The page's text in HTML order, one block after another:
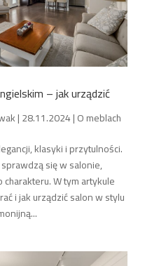
– jak urządzić
|28.11.2024|O meblach
klasyki i przytulności.
się w salonie,
W tym artykule
i jak urządzić salon w stylu